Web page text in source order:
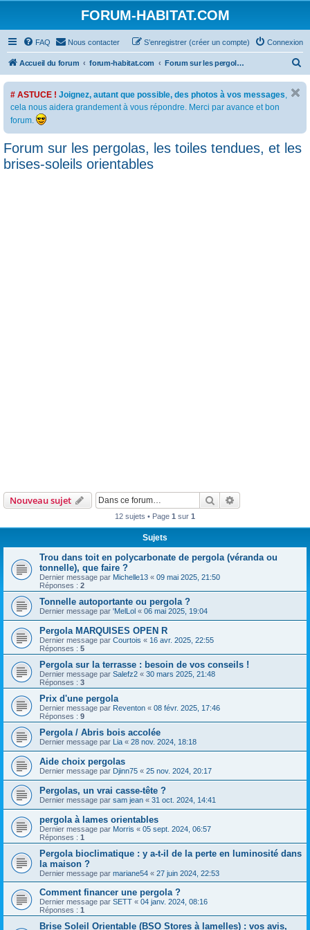
FORUM-HABITAT.COM
FAQ Nous contacter Connexion
S’enregistrer (créer un compte)
Accueil du forum forum-habitat.com Forum sur les pergolas, les toiles tendues, et les brises-soleils orientables
e
# ASTUCE ! Joignez, autant que possible, des photos à vos messages,
cela nous aidera grandement à vous répondre. Merci par avance et bon
forum.
Forum sur les pergolas, les toiles tendues, et les
brises-soleils orientables
Nouveau sujet Rechercher
12 sujets • Page 1 sur 1
Sujets
Trou dans toit en polycarbonate de pergola (véranda ou
tonnelle), que faire ?
Dernier message par Michelle13 « 09 mai 2025, 21:50
Réponses : 2
Tonnelle autoportante ou pergola ?
Dernier message par 'MelLol « 06 mai 2025, 19:04
Pergola MARQUISES OPEN R
Dernier message par Courtois « 16 avr. 2025, 22:55
Réponses : 5
Pergola sur la terrasse : besoin de vos conseils !
Dernier message par Salefz2 « 30 mars 2025, 21:48
Réponses : 3
Prix d'une pergola
Dernier message par Reventon « 08 févr. 2025, 17:46
Réponses : 9
Pergola / Abris bois accolée
Dernier message par Lia « 28 nov. 2024, 18:18
Aide choix pergolas
Dernier message par Djinn75 « 25 nov. 2024, 20:17
Pergolas, un vrai casse-tête ?
Dernier message par sam jean « 31 oct. 2024, 14:41
pergola à lames orientables
Dernier message par Morris « 05 sept. 2024, 06:57
Réponses : 1
Pergola bioclimatique : y a-t-il de la perte en luminosité dans
la maison ?
Dernier message par mariane54 « 27 juin 2024, 22:53
Comment financer une pergola ?
Dernier message par SETT « 04 janv. 2024, 08:16
Réponses : 1
Brise Soleil Orientable (BSO Stores à lamelles) : vos avis,